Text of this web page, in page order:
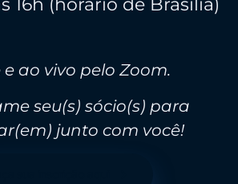
16h (horário de Brasília)
ao vivo pelo Zoom.
seu(s) sócio(s) para
junto com você!